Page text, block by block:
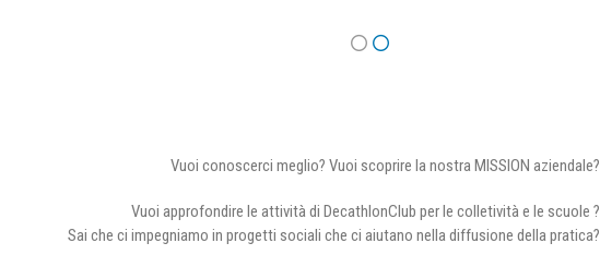
Vuoi conoscerci meglio? Vuoi scoprire la nostra MISSION aziendale?
Vuoi approfondire le attività di DecathlonClub per le colletività e le scuole ?
Sai che ci impegniamo in progetti sociali che ci aiutano nella diffusione della pratica?